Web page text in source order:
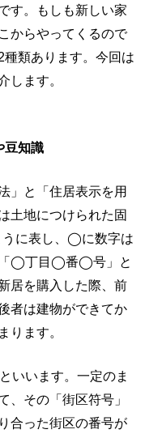
す。もしも新しい家
からやってくるので
類あります。今回は
します。
豆知識
」と「住居表示を用
土地につけられた固
に表し、◯に数字は
「◯丁目◯番◯号」と
居を購入した際、前
者は建物ができてか
ります。
いいます。一定のま
、その「街区符号」
合った街区の番号が